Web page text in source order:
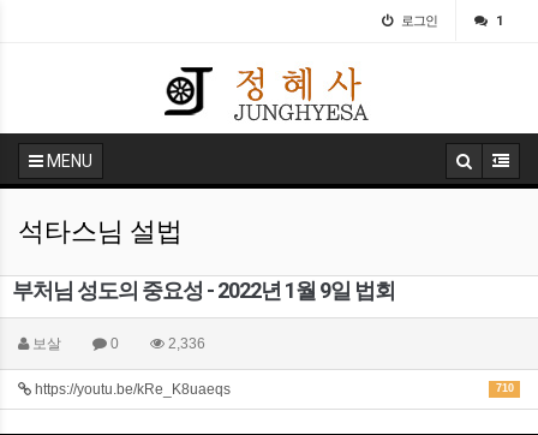
로그인 1
MENU
석타스님 설법
부처님 성도의 중요성 - 2022년 1월 9일 법회
보살 0 2,336
710
https://youtu.be/kRe_K8uaeqs